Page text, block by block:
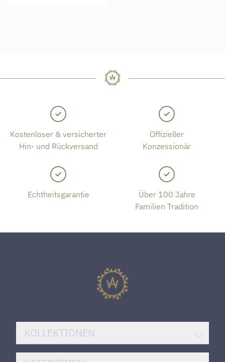
Kostenloser & versicherter
Hin- und Rückversand
Offizieller
Konzessionär
Echtheitsgarantie
Über 100 Jahre
Familien Tradition
KOLLEKTIONEN
BREITLING SUPEROCEAN